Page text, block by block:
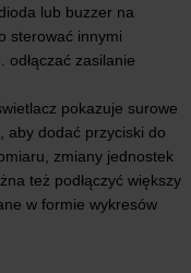
lub buzzer na
sterować innymi
zasilanie
pokazuje surowe
aby dodać przyciski do
zmiany jednostek
też podłączyć większy
w formie wykresów